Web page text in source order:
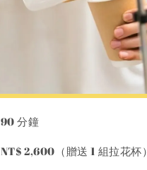
90 分鐘
NT$ 2,600（贈送 1 組拉花杯）